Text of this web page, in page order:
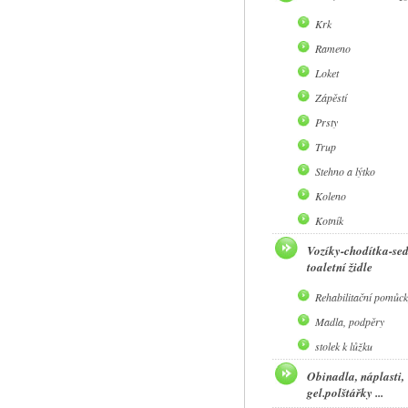
Krk
Rameno
Loket
Zápěstí
Prsty
Trup
Stehno a lýtko
Koleno
Kotník
Vozíky-chodítka-
toaletní židle
Rehabilitační
Madla, podpěry
stolek k lůžku
Obinadla, náplasti,
gel.polštářky ...